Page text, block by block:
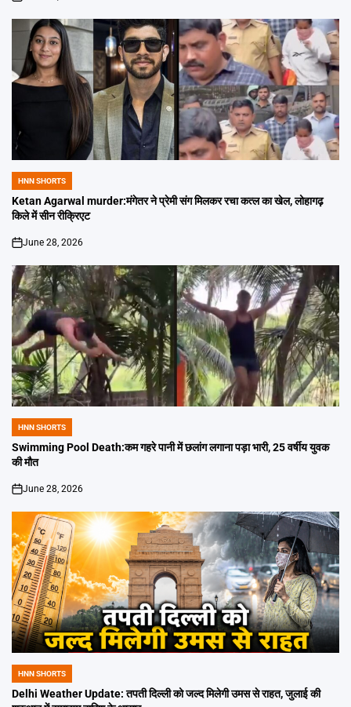
POSTED
IN
HNN SHORTS
Ketan Agarwal murder:मंगेतर ने प्रेमी संग मिलकर रचा कत्ल का खेल, लोहागढ़
किले में सीन रीक्रिएट
on
June 28, 2026
POSTED
IN
HNN SHORTS
Swimming Pool Death:कम गहरे पानी में छलांग लगाना पड़ा भारी, 25 वर्षीय युवक
की मौत
on
June 28, 2026
POSTED
IN
HNN SHORTS
Delhi Weather Update: तपती दिल्ली को जल्द मिलेगी उमस से राहत, जुलाई की